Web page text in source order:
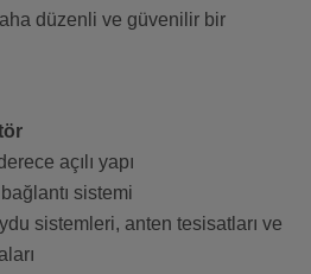
düzenli ve güvenilir bir
açılı yapı
sistemi
sistemleri, anten tesisatları ve